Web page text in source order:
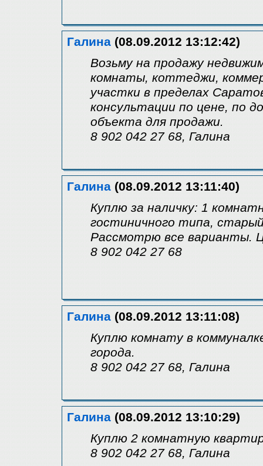
Галина (08.09.2012 13:12:42)
Возьму на продажу
комнаты, коттеджи,
участки в пределах
консультации по цене, по
объекта для продажи.
8 902 042 27 68, Галина
Галина (08.09.2012 13:11:40)
Куплю за наличку: 1
гостиничного типа,
Рассмотрю все варианты.
8 902 042 27 68
Галина (08.09.2012 13:11:08)
Куплю комнату в
города.
8 902 042 27 68, Галина
Галина (08.09.2012 13:10:29)
Куплю 2 комнатную
8 902 042 27 68, Галина